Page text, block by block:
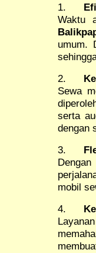
1.
Waktu
umum.
2.
Sewa
serta
dengan
3.
Dengan
mobil
4.